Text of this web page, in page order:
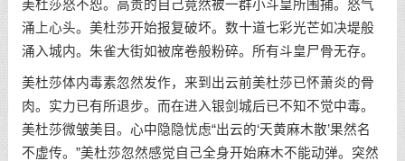
美杜莎怒不恕。高贵的自己竟然被一群小斗皇所围捕。怒气
涌上心头。美杜莎开始报复破坏。数十道七彩光芒如决堤般
涌入城内。朱雀大街如被席卷般粉碎。所有斗皇尸骨无存。
美杜莎体内毒素忽然发作，来到出云前美杜莎已怀萧炎的骨
肉。实力已有所退步。而在进入银剑城后已不知不觉中毒。
美杜莎微皱美目。心中隐隐忧虑“出云的‘天黄麻木散’果然名
不虚传。”美杜莎忽然感觉自己全身开始麻木不能动弹。突然